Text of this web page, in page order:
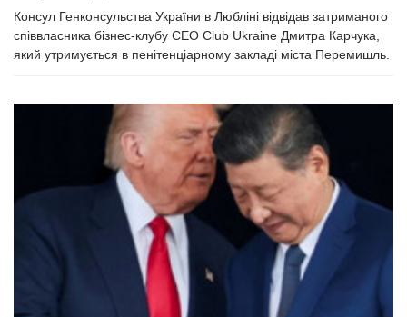
Консул Генконсульства України в Любліні відвідав затриманого
співвласника бізнес-клубу CEO Club Ukraine Дмитра Карчука,
який утримується в пенітенціарному закладі міста Перемишль.